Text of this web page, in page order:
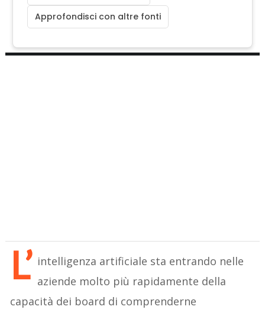
Approfondisci con altre fonti
L’ intelligenza artificiale sta entrando nelle
aziende molto più rapidamente della
capacità dei board di comprenderne